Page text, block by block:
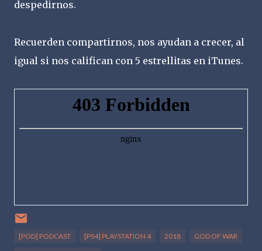
despedirnos.
Recuerden compartirnos, nos ayudan a crecer, al
igual si nos califican con 5 estrellitas en iTunes.
[POD] PODCAST [PS4] PLAYSTATION 4 2018 GOD OF WAR